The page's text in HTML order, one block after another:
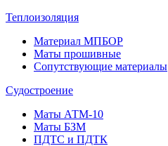
Теплоизоляция
Материал МПБОР
Маты прошивные
Сопутствующие материалы
Судостроение
Маты АТМ-10
Маты БЗМ
ПДТС и ПДТК